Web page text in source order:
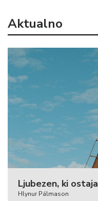
Aktualno
Ljubezen, ki ostaja
Hlynur Pálmason